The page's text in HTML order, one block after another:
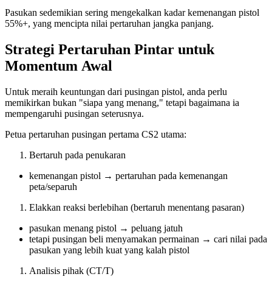
Pasukan sedemikian sering mengekalkan kadar kemenangan pistol
55%+, yang mencipta nilai pertaruhan jangka panjang.
Strategi Pertaruhan Pintar untuk
Momentum Awal
Untuk meraih keuntungan dari pusingan pistol, anda perlu
memikirkan bukan "siapa yang menang," tetapi bagaimana ia
mempengaruhi pusingan seterusnya.
Petua pertaruhan pusingan pertama CS2 utama:
Bertaruh pada penukaran
kemenangan pistol → pertaruhan pada kemenangan
peta/separuh
Elakkan reaksi berlebihan (bertaruh menentang pasaran)
pasukan menang pistol → peluang jatuh
tetapi pusingan beli menyamakan permainan → cari nilai pada
pasukan yang lebih kuat yang kalah pistol
Analisis pihak (CT/T)